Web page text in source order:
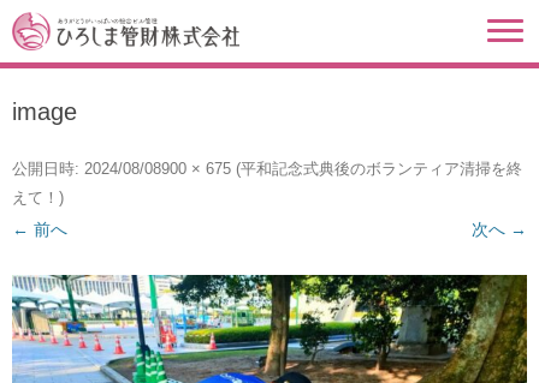
image
公開日時: 2024/08/08900 × 675 (平和記念式典後のボランティア清掃を終
えて！ )
← 前へ 次へ →